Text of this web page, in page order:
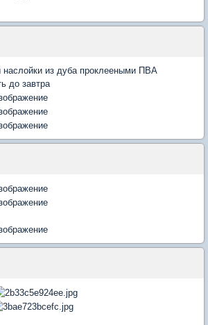
наслойки из дуба проклееными ПВА
до завтра